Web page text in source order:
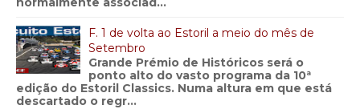
F. 1 de volta ao Estoril a meio do mês de
Setembro
Grande Prémio de Históricos será o
ponto alto do vasto programa da 10ª
edição do Estoril Classics. Numa altura em que está
descartado o regr...